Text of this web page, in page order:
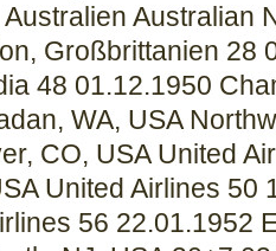
Australian
Großbrittanien 28
48 01.12.1950
WA, USA
CO, USA United
United Airlines 50
56 22.01.1952